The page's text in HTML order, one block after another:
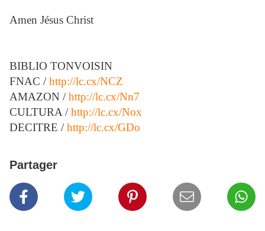
Amen Jésus Christ
BIBLIO TONVOISIN
FNAC / http://lc.cx/NCZ
AMAZON / http://lc.cx/Nn7
CULTURA / http://lc.cx/Nox
DECITRE / http://lc.cx/GDo
Partager